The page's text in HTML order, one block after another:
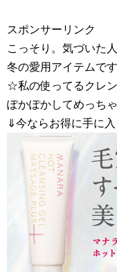
スポンサーリンク
こっそり。気づいた
冬の愛用アイテムです
☆私の使ってるクレン
ぽかぽかしてめっち
⇓今ならお得に手に